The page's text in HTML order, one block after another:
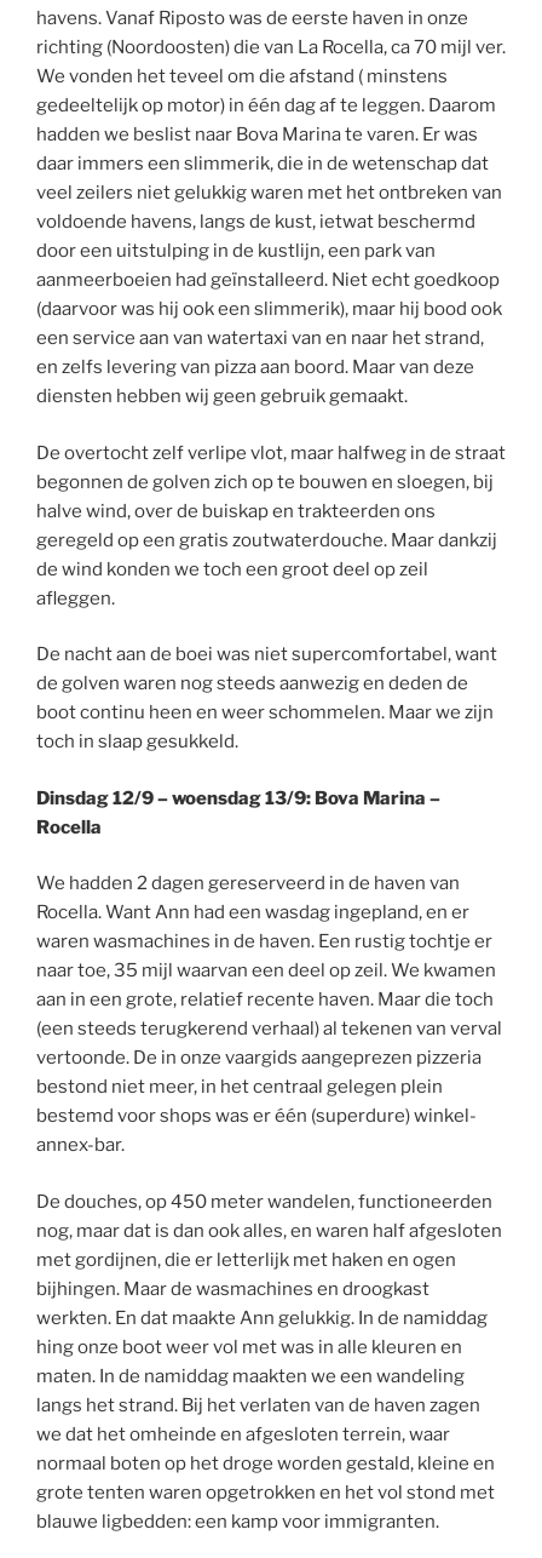
havens. Vanaf Riposto was de eerste haven in onze
richting (Noordoosten) die van La Rocella, ca 70 mijl ver.
We vonden het teveel om die afstand ( minstens
gedeeltelijk op motor) in één dag af te leggen. Daarom
hadden we beslist naar Bova Marina te varen. Er was
daar immers een slimmerik, die in de wetenschap dat
veel zeilers niet gelukkig waren met het ontbreken van
voldoende havens, langs de kust, ietwat beschermd
door een uitstulping in de kustlijn, een park van
aanmeerboeien had geïnstalleerd. Niet echt goedkoop
(daarvoor was hij ook een slimmerik), maar hij bood ook
een service aan van watertaxi van en naar het strand,
en zelfs levering van pizza aan boord. Maar van deze
diensten hebben wij geen gebruik gemaakt.
De overtocht zelf verlipe vlot, maar halfweg in de straat
begonnen de golven zich op te bouwen en sloegen, bij
halve wind, over de buiskap en trakteerden ons
geregeld op een gratis zoutwaterdouche. Maar dankzij
de wind konden we toch een groot deel op zeil
afleggen.
De nacht aan de boei was niet supercomfortabel, want
de golven waren nog steeds aanwezig en deden de
boot continu heen en weer schommelen. Maar we zijn
toch in slaap gesukkeld.
Dinsdag 12/9 – woensdag 13/9: Bova Marina –
Rocella
We hadden 2 dagen gereserveerd in de haven van
Rocella. Want Ann had een wasdag ingepland, en er
waren wasmachines in de haven. Een rustig tochtje er
naar toe, 35 mijl waarvan een deel op zeil. We kwamen
aan in een grote, relatief recente haven. Maar die toch
(een steeds terugkerend verhaal) al tekenen van verval
vertoonde. De in onze vaargids aangeprezen pizzeria
bestond niet meer, in het centraal gelegen plein
bestemd voor shops was er één (superdure) winkel-
annex-bar.
De douches, op 450 meter wandelen, functioneerden
nog, maar dat is dan ook alles, en waren half afgesloten
met gordijnen, die er letterlijk met haken en ogen
bijhingen. Maar de wasmachines en droogkast
werkten. En dat maakte Ann gelukkig. In de namiddag
hing onze boot weer vol met was in alle kleuren en
maten. In de namiddag maakten we een wandeling
langs het strand. Bij het verlaten van de haven zagen
we dat het omheinde en afgesloten terrein, waar
normaal boten op het droge worden gestald, kleine en
grote tenten waren opgetrokken en het vol stond met
blauwe ligbedden: een kamp voor immigranten.